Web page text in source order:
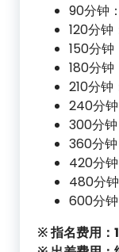
90分钟
120分
150分
180分
210分
240分
300分
360分
420分
480分
600分
※ 指名费用